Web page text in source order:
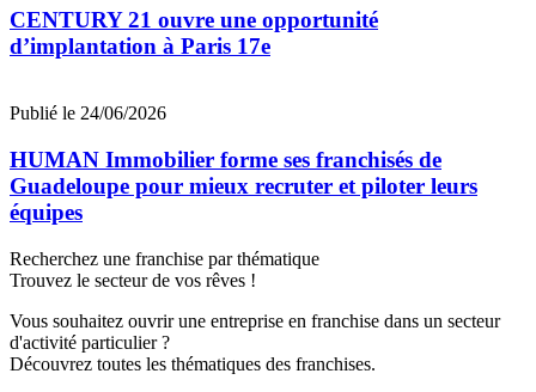
CENTURY 21 ouvre une opportunité
d’implantation à Paris 17e
Publié le 24/06/2026
HUMAN Immobilier forme ses franchisés de
Guadeloupe pour mieux recruter et piloter leurs
équipes
Recherchez une franchise par thématique
Trouvez le secteur de vos rêves !
Vous souhaitez ouvrir une entreprise en franchise dans un secteur
d'activité particulier ?
Découvrez toutes les thématiques des franchises.